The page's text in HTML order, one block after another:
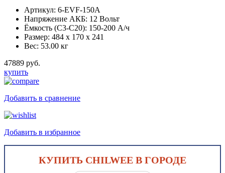
Артикул: 6-EVF-150A
Напряжение АКБ: 12 Вольт
Ёмкость (С3-С20): 150-200 А/ч
Размер: 484 x 170 x 241
Вес: 53.00 кг
47889 руб.
купить
Добавить в сравнение
Добавить в избранное
КУПИТЬ CHILWEE В ГОРОДЕ